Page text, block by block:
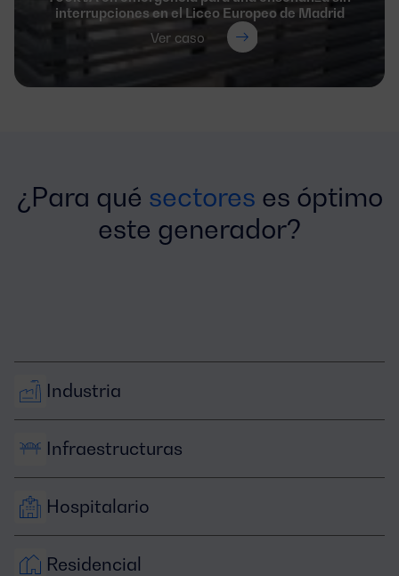
interrupciones en el Liceo Europeo de Madrid
Ver caso
¿Para qué sectores es óptimo
este generador?
Industria
Infraestructuras
Hospitalario
Residencial